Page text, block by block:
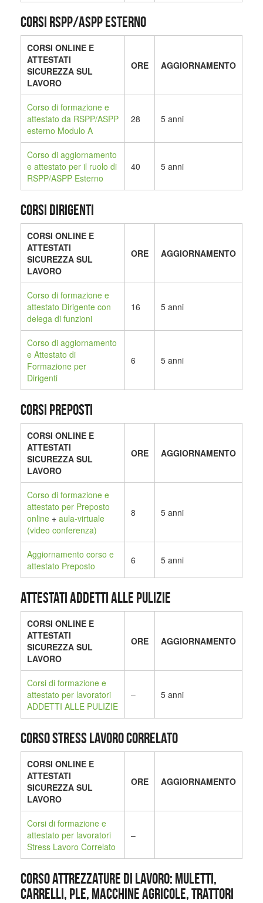
CORSI RSPP/ASPP ESTERNO
CORSI ONLINE E
ATTESTATI
SICUREZZA SUL
LAVORO
ORE AGGIORNAMENTO
Corso di formazione e
attestato da RSPP/ASPP
esterno Modulo A
28 5 anni
Corso di aggiornamento
e attestato per il ruolo di
RSPP/ASPP Esterno
40 5 anni
CORSI DIRIGENTI
CORSI ONLINE E
ATTESTATI
SICUREZZA SUL
LAVORO
ORE AGGIORNAMENTO
Corso di formazione e
attestato Dirigente con
delega di funzioni
16 5 anni
Corso di aggiornamento
e Attestato di
Formazione per
Dirigenti
6 5 anni
CORSI PREPOSTI
CORSI ONLINE E
ATTESTATI
SICUREZZA SUL
LAVORO
ORE AGGIORNAMENTO
Corso di formazione e
attestato per Preposto
online + aula-virtuale
(video conferenza)
8 5 anni
Aggiornamento corso e
attestato Preposto
6 5 anni
ATTESTATI ADDETTI ALLE PULIZIE
CORSI ONLINE E
ATTESTATI
SICUREZZA SUL
LAVORO
ORE AGGIORNAMENTO
Corsi di formazione e
attestato per lavoratori
ADDETTI ALLE PULIZIE
– 5 anni
CORSO STRESS LAVORO CORRELATO
CORSI ONLINE E
ATTESTATI
SICUREZZA SUL
LAVORO
ORE AGGIORNAMENTO
Corsi di formazione e
attestato per lavoratori
Stress Lavoro Correlato
–
CORSO ATTREZZATURE DI LAVORO: MULETTI,
CARRELLI, PLE, MACCHINE AGRICOLE, TRATTORI